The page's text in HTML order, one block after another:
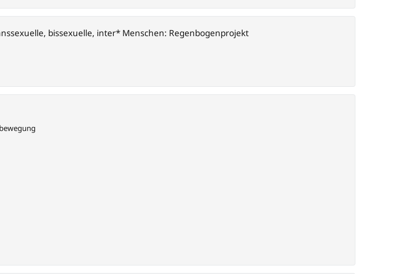
bissexuelle, inter* Menschen: Regenbogenprojekt